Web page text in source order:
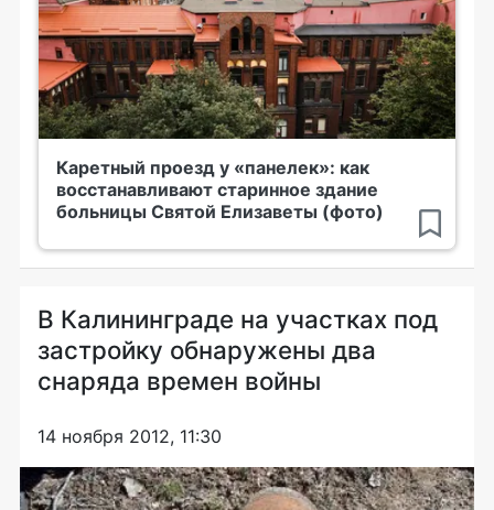
Каретный проезд у «панелек»: как
восстанавливают старинное здание
больницы Святой Елизаветы (фото)
В Калининграде на участках под
застройку обнаружены два
снаряда времен войны
14 ноября 2012, 11:30